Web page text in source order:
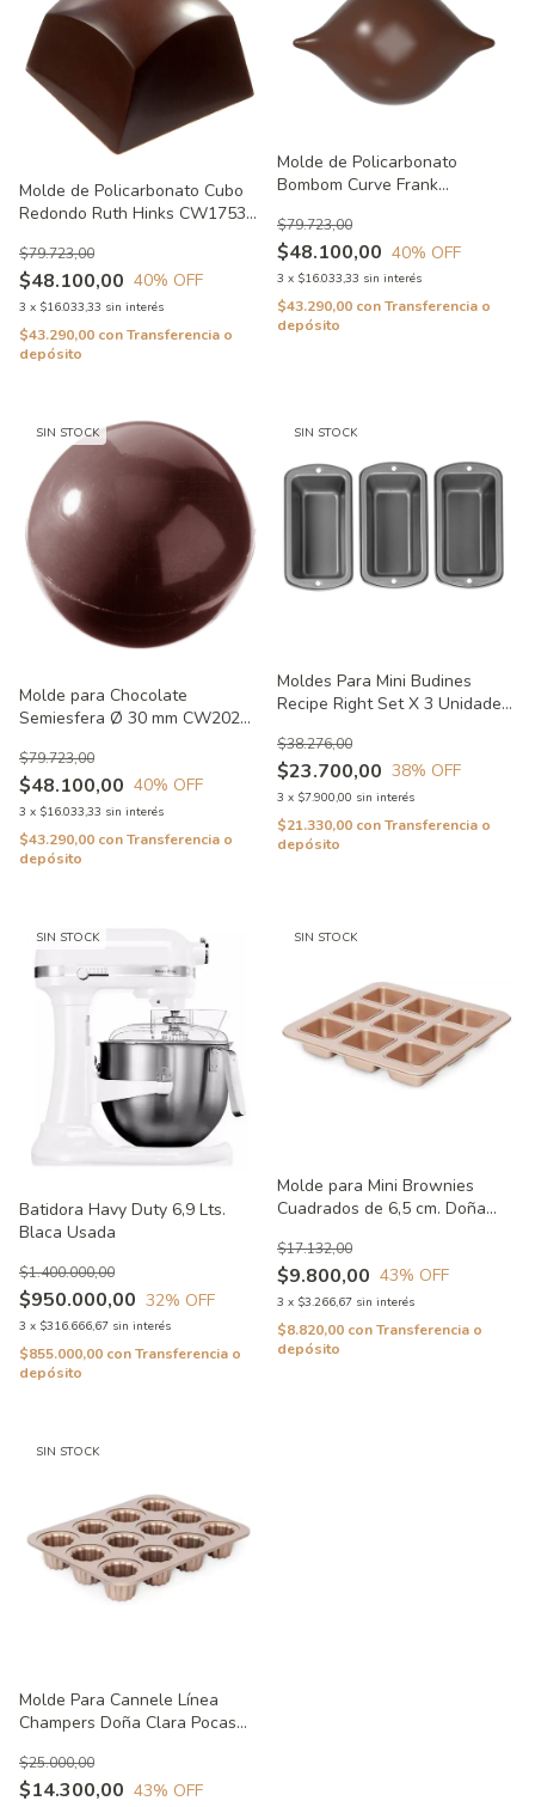
Molde de Policarbonato Cubo
Redondo Ruth Hinks CW1753
$48.100,00
$79.723,00
40% OFF
3 x $16.033,33 sin interés
$43.290,00 conTransferencia o
depósito
Molde de Policarbonato
Bombom Curve Frank
$48.100,00
$79.723,00
40% OFF
3 x $16.033,33 sin interés
$43.290,00 conTransferencia o
depósito
SIN STOCK
Molde para Chocolate
Semiesfera Ø 30 mm CW2022
$48.100,00
$79.723,00
40% OFF
3 x $16.033,33 sin interés
$43.290,00 conTransferencia o
depósito
SIN STOCK
Moldes Para Mini Budines
Recipe Right Set X 3 Unidades
$23.700,00
$38.276,00
38% OFF
3 x $7.900,00 sin interés
$21.330,00 conTransferencia o
depósito
SIN STOCK
Batidora Havy Duty 6,9 Lts.
Blaca Usada
$950.000,00
$1.400.000,00
32% OFF
3 x $316.666,67 sin interés
$855.000,00 conTransferencia o
depósito
SIN STOCK
Molde para Mini Brownies
Cuadrados de 6,5 cm. Doña
$9.800,00
$17.132,00
43% OFF
3 x $3.266,67 sin interés
$8.820,00 conTransferencia o
depósito
SIN STOCK
Molde Para Cannele Línea
Champers Doña Clara Pocas
$14.300,00
$25.000,00
43% OFF